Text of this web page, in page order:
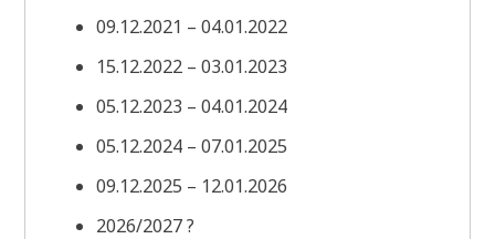
09.12.2021 – 04.01.2022
15.12.2022 – 03.01.2023
05.12.2023 – 04.01.2024
05.12.2024 – 07.01.2025
09.12.2025 – 12.01.2026
2026/2027 ?